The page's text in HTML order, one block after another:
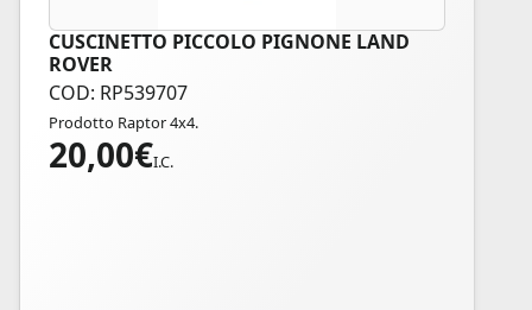
CUSCINETTO PICCOLO PIGNONE LAND
ROVER
COD: RP539707
Prodotto Raptor 4x4.
20,00€I.C.